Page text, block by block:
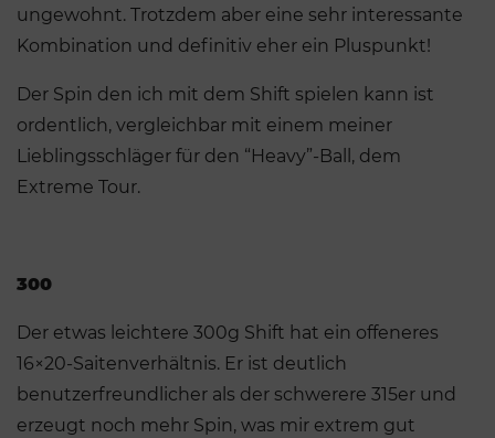
ungewohnt. Trotzdem aber eine sehr interessante
Kombination und definitiv eher ein Pluspunkt!
Der Spin den ich mit dem Shift spielen kann ist
ordentlich, vergleichbar mit einem meiner
Lieblingsschläger für den “Heavy”-Ball, dem
Extreme Tour.
300
Der etwas leichtere 300g Shift hat ein offeneres
16×20-Saitenverhältnis. Er ist deutlich
benutzerfreundlicher als der schwerere 315er und
erzeugt noch mehr Spin, was mir extrem gut